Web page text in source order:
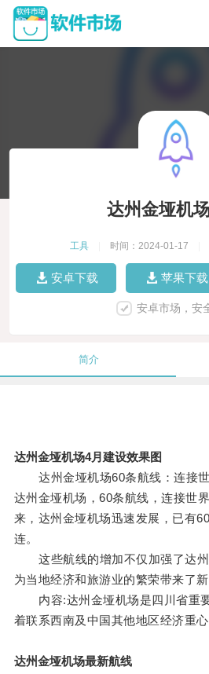
达州金垭机
工具 时间：2024-01-17
安卓下载 苹果下载
安卓市场，安
简介
达州金垭机场4月建设效果图
达州金垭机场60条航线：连接世
达州金垭机场，60条航线，连接世
来，达州金垭机场迅速发展，已有
连。
这些航线的增加不仅加强了达州
为当地经济和旅游业的繁荣带来了新
内容:达州金垭机场是四川省重
着联系西南及中国其他地区经济重心
达州金垭机场最新航线